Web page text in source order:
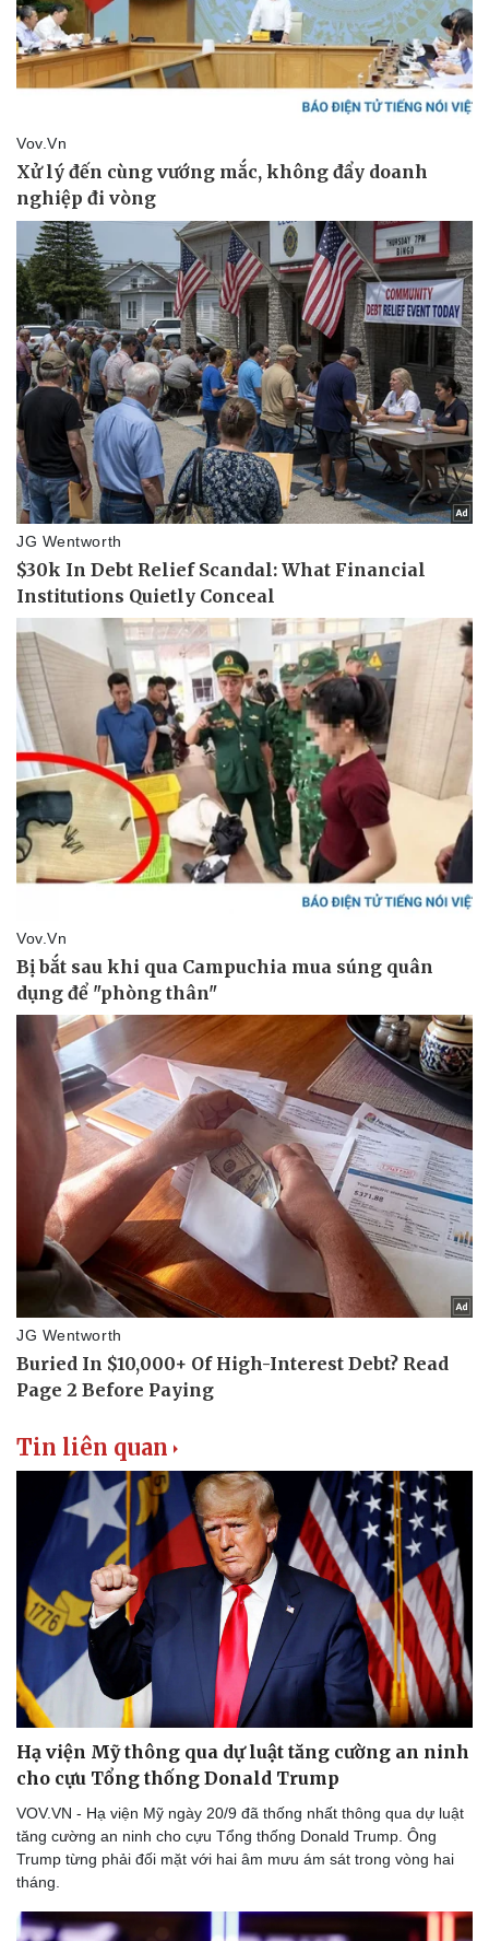
Doanh nghiệp
Thông tin doanh nghiệp
Doanh nghiệp 24h
Doanh nhân
Vì cộng đồng
Công nghệ
Tin Công nghệ
Trải nghiệm
Chuyển đổi số
Sức khỏe
Dinh dưỡng - món ngon
Nhi khoa
Nam khoa
Làm đẹp - giảm cân
Phòng mạch online
Ăn sạch sống khỏe
Đời sống
Nhà đẹp
Văn hóa
Sân khấu - Điện ảnh
Văn học
Âm nhạc
Di sản
Giải trí
Nghệ sĩ
Thời trang
Sao Việt
Tin liên quan
Hạ viện Mỹ thông qua dự luật tăng cường an ninh
cho cựu Tổng thống Donald Trump
VOV.VN - Hạ viện Mỹ ngày 20/9 đã thống nhất thông qua dự luật
tăng cường an ninh cho cựu Tổng thống Donald Trump. Ông
Trump từng phải đối mặt với hai âm mưu ám sát trong vòng hai
tháng.